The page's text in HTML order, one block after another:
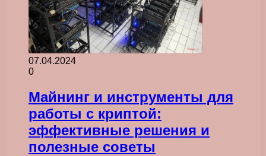
07.04.2024
0
Майнинг и инструменты для
работы с криптой:
эффективные решения и
полезные советы